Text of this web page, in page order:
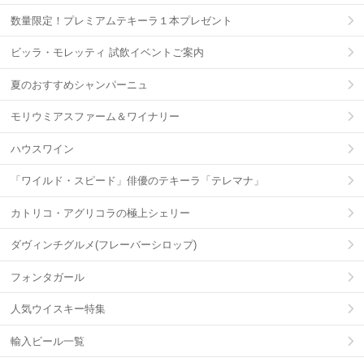
数量限定！プレミアムテキーラ１本プレゼント
ビッラ・モレッティ 試飲イベントご案内
夏のおすすめシャンパーニュ
モリウミアスファーム＆ワイナリー
ハウスワイン
「ワイルド・スピード」俳優のテキーラ「テレマナ」
カトリコ・アグリコラの極上シェリー
ダヴィンチグルメ(フレーバーシロップ)
フォンタガール
人気ウイスキー特集
輸入ビール一覧